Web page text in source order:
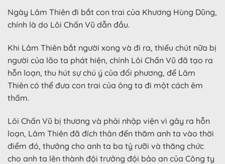
Ngày Lâm Thiên đi bắt con trai của Khương Hùng Dũng,
chính là do Lôi Chấn Vũ dẫn đầu.
Khi Lâm Thiên bắt người xong và đi ra, thiếu chút nữa bị
người của lão ta phát hiện, chính Lôi Chấn Vũ đã tạo ra
hỗn loạn, thu hút sự chú ý của đối phương, để Lâm
Thiên có thể đưa con trai của ông ta đi một cách êm
thấm.
Lôi Chấn Vũ bị thương và phải nhập viện vì gây ra hỗn
loạn, Lâm Thiên đã đích thân đến thăm anh ta vào thời
điểm đó, thưởng cho anh ta ba tỷ rưỡi và thăng chức
cho anh ta lên thành đội trưởng đội bảo an của Công ty